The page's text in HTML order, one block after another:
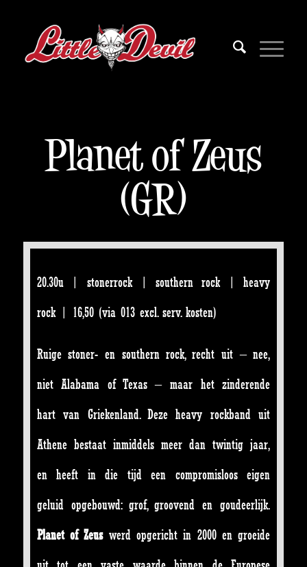
Planet of Zeus
(GR)
20.30u | stonerrock | southern rock | heavy
rock | 16,50 (via 013 excl. serv. kosten)
Ruige stoner- en southern rock, recht uit – nee,
niet Alabama of Texas – maar het zinderende
hart van Griekenland. Deze heavy rockband uit
Athene bestaat inmiddels meer dan twintig jaar,
en heeft in die tijd een compromisloos eigen
geluid opgebouwd: grof, groovend en goudeerlijk.
Planet of Zeuswerd opgericht in 2000 en groeide